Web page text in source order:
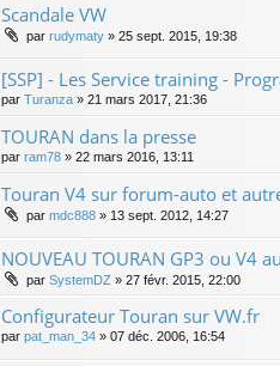
Scandale VW
par rudymaty » 25 sept. 2015, 19:38
[SSP] - Les Service training -
par Turanza » 21 mars 2017, 21:36
TOURAN dans la presse
par ram78 » 22 mars 2016, 13:11
Touran V4 sur forum-auto et
par mdc888 » 13 sept. 2012, 14:27
NOUVEAU TOURAN GP3 ou V4
par SystemDZ » 27 févr. 2015, 22:00
Configurateur Touran sur VW.fr
par pat_man_34 » 07 déc. 2006, 16:54